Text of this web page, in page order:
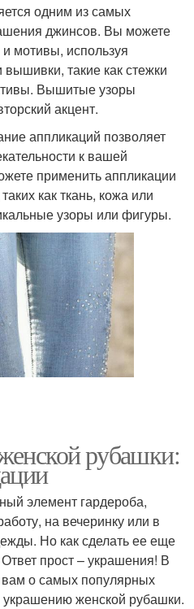
одним из самых
джинсов. Вы можете
мотивы, используя
такие как стежки
Вышитые узоры
акцент.
аппликаций позволяет
к вашей
применить аппликации
как ткань, кожа или
узоры или фигуры.
рубашки:
элемент гардероба,
на вечеринку или в
Но как сделать ее еще
прост – украшения! В
о самых популярных
женской рубашки.